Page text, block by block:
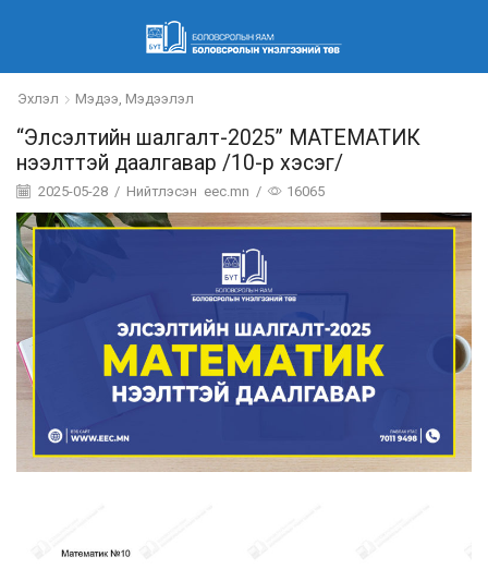
Эхлэл Мэдээ, Мэдээлэл
“Элсэлтийн шалгалт-2025” МАТЕМАТИК
нээлттэй даалгавар /10-р хэсэг/
2025-05-28 / Нийтлэсэн eec.mn / 16065